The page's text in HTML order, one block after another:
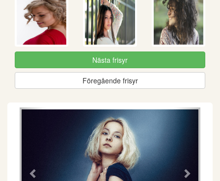
Nästa frisyr
Föregående frisyr
Föregående